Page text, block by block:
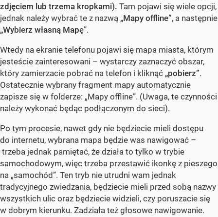
zdjęciem lub trzema kropkami). Tam pojawi się wiele opcji,
jednak należy wybrać te z nazwą „Mapy offline”, a następnie
„Wybierz własną Mapę”.
Wtedy na ekranie telefonu pojawi się mapa miasta, którym
jesteście zainteresowani – wystarczy zaznaczyć obszar,
który zamierzacie pobrać na telefon i kliknąć „pobierz”.
Ostatecznie wybrany fragment mapy automatycznie
zapisze się w folderze: „Mapy offline”. (Uwaga, te czynności
należy wykonać będąc podłączonym do sieci).
Po tym procesie, nawet gdy nie będziecie mieli dostępu
do internetu, wybrana mapa będzie was nawigować –
trzeba jednak pamiętać, że działa to tylko w trybie
samochodowym, więc trzeba przestawić ikonkę z pieszego
na „samochód”. Ten tryb nie utrudni wam jednak
tradycyjnego zwiedzania, będziecie mieli przed sobą nazwy
wszystkich ulic oraz będziecie widzieli, czy poruszacie się
w dobrym kierunku. Zadziała też głosowe nawigowanie.